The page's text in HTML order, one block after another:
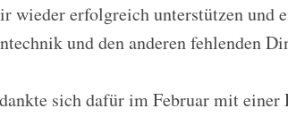
wieder erfolgreich unterstützen und
und den anderen fehlenden
sich dafür im Februar mit einer